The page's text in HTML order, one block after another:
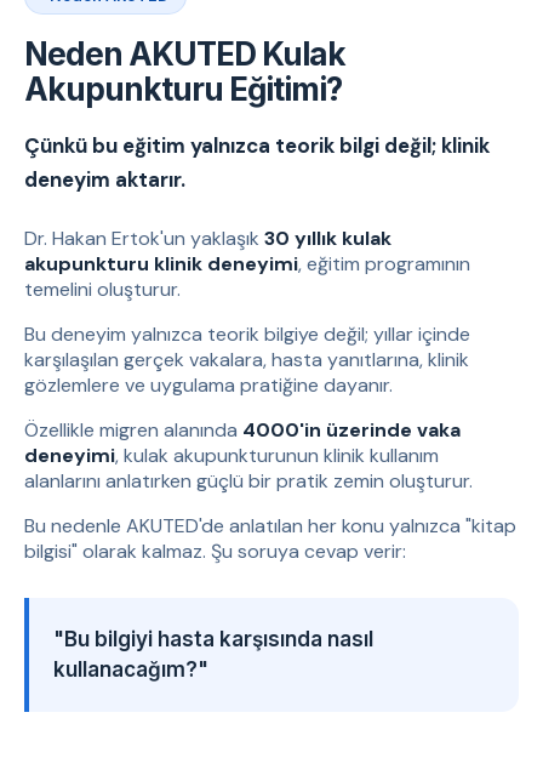
Neden AKUTED Kulak
Akupunkturu Eğitimi?
Çünkü bu eğitim yalnızca teorik bilgi değil; klinik
deneyim aktarır.
Dr. Hakan Ertok'un yaklaşık 30 yıllık kulak
akupunkturu klinik deneyimi, eğitim programının
temelini oluşturur.
Bu deneyim yalnızca teorik bilgiye değil; yıllar içinde
karşılaşılan gerçek vakalara, hasta yanıtlarına, klinik
gözlemlere ve uygulama pratiğine dayanır.
Özellikle migren alanında 4000'in üzerinde vaka
deneyimi, kulak akupunkturunun klinik kullanım
alanlarını anlatırken güçlü bir pratik zemin oluşturur.
Bu nedenle AKUTED'de anlatılan her konu yalnızca "kitap
bilgisi" olarak kalmaz. Şu soruya cevap verir:
"Bu bilgiyi hasta karşısında nasıl
kullanacağım?"